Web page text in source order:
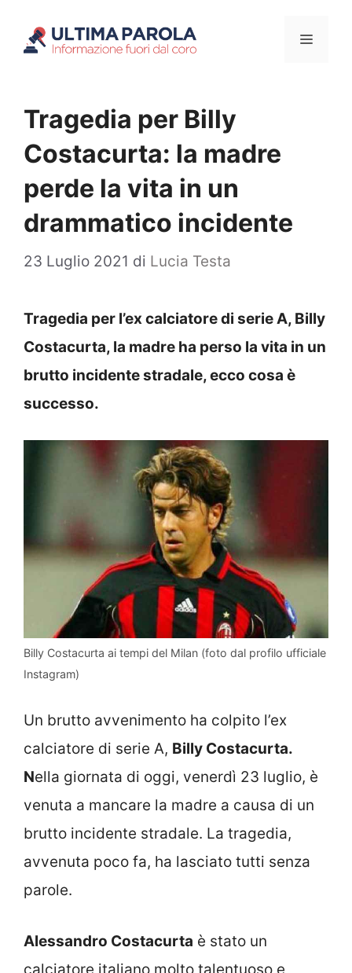
Menu
Tragedia per Billy
Costacurta: la madre
perde la vita in un
drammatico incidente
23 Luglio 2021 di Lucia Testa
Tragedia per l’ex calciatore di serie A, Billy
Costacurta, la madre ha perso la vita in un
brutto incidente stradale, ecco cosa è
successo.
Billy Costacurta ai tempi del Milan (foto dal profilo ufficiale
Instagram)
Un brutto avvenimento ha colpito l’ex
calciatore di serie A, Billy Costacurta.
Nella giornata di oggi, venerdì 23 luglio, è
venuta a mancare la madre a causa di un
brutto incidente stradale. La tragedia,
avvenuta poco fa, ha lasciato tutti senza
parole.
Alessandro Costacurta è stato un
calciatore italiano molto talentuoso e